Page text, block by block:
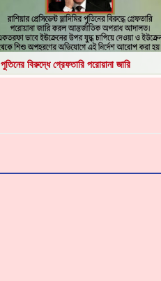
পুতিনের বিরুদ্ধে গ্রেফতারি পরোয়ানা জারি